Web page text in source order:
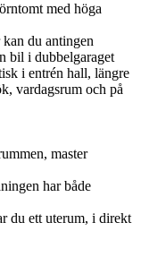
med höga
du antingen
bil i dubbelgaraget
i entrén hall, längre
vardagsrum och på
master
har både
du ett uterum, i direkt